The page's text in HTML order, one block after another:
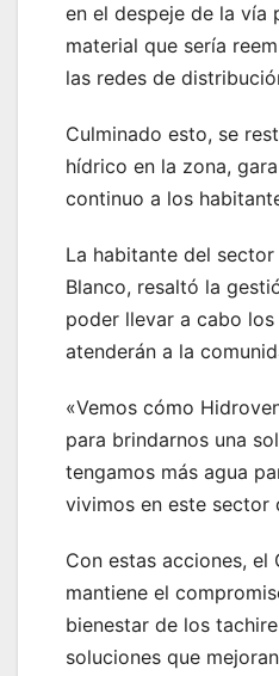
en el despeje de la vía
material que sería
las redes de
Culminado esto, se
hídrico en la zona,
continuo a los
La habitante del
Blanco, resaltó la
poder llevar a cabo
atenderán a la
«Vemos cómo
para brindarnos una
tengamos más agua
vivimos en este sector
Con estas acciones, el
mantiene el
bienestar de los
soluciones que